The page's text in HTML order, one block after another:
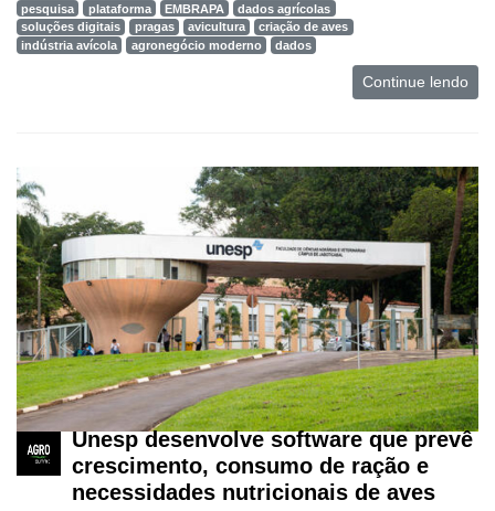
pesquisa
plataforma EMBRAPA
dados agrícolas
soluções digitais
pragas avicultura
criação de aves
indústria avícola
agronegócio moderno dados
Continue lendo
Unesp desenvolve software que prevê
crescimento, consumo de ração e
necessidades nutricionais de aves